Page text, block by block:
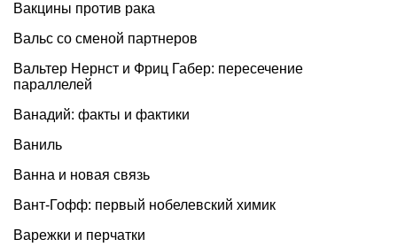
Вакцины против рака
Вальс со сменой партнеров
Вальтер Нернст и Фриц Габер: пересечение
параллелей
Ванадий: факты и фактики
Ваниль
Ванна и новая связь
Вант-Гофф: первый нобелевский химик
Варежки и перчатки